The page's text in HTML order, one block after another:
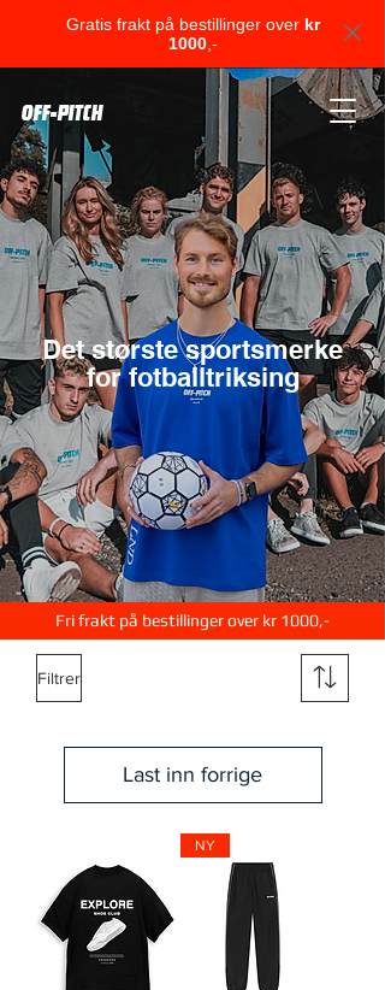
Gratis frakt på bestillinger over kr
1000,-
OFF-PITCH
Det største sportsmerke
for fotballtriksing
Fri frakt på bestillinger over kr 1000,-
Filtrer
Last inn forrige
NY